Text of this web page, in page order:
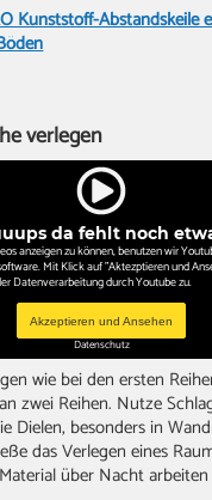
Kunststoff-Abstandskeile
da fehlt noch
anzeigen zu können, benutzen wir
Mit Klick auf "Aktezptieren und
Datenverarbeitung durch Youtube zu.
Akzeptieren und Ansehen
Datenschutz
verlegen
wie bei den ersten
zwei Reihen. Nutze
Dielen, besonders in
das Verlegen eines
über Nacht